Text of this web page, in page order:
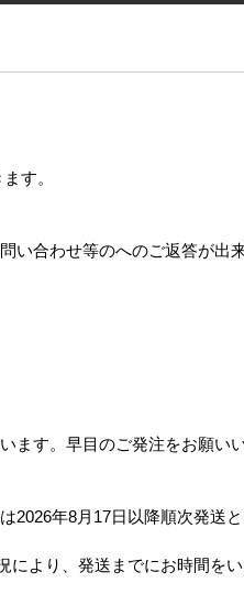
す。
い合わせ等のへのご返答が出来
ます。早目のご発注をお願い
2026年8月17日以降順次発送
により、発送までにお時間を